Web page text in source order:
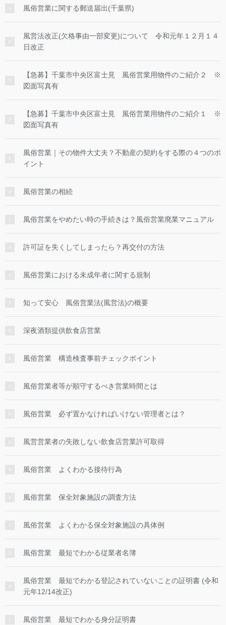
風俗営業に関する郵送届出(千葉県)
風営法改正(欠格事由一部変更)について 令和元年１２月１４
日改正
【急募】千葉市中央区富士見 風俗営業用物件のご紹介２ ※
図面写真有
【急募】千葉市中央区富士見 風俗営業用物件のご紹介１ ※
図面写真有
風俗営業｜その物件大丈夫？不動産の契約をする際の４つのポ
イント
風俗営業の相続
風俗営業をやめたい時の手続きは？風俗営業廃業マニュアル
許可証を失くしてしまったら？再交付の方法
風俗営業における未成年者に関する規制
知って安心 風俗営業法(風営法)の概要
深夜酒類提供飲食店営業
風俗営業 構造検査事前チェックポイント
風俗営業者等が順守するべき営業時間とは
風俗営業 必ず置かなければいけない管理者とは？
風営営業者の失敗しない飲食店営業許可取得
風俗営業 よくわかる接待行為
風俗営業 保全対象施設の調査方法
風俗営業 よくわかる保全対象施設の具体例
風俗営業 最短でわかる従業者名簿
風俗営業 最短でわかる登記されていないことの証明書 (令和
元年12/14改正)
風俗営業 最短でわかる身分証明書